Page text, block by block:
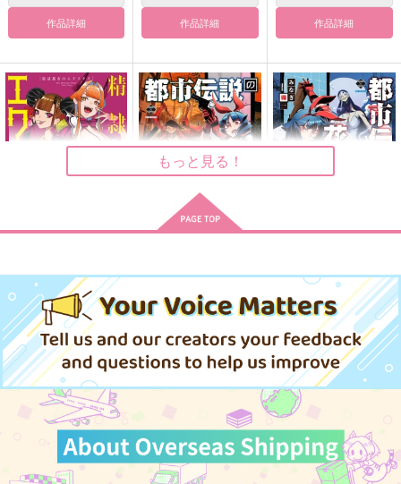
サンプル
作品詳細
サンプル
作品詳細
サンプル
作品詳細
ぐだぐだインド育児戦
線2
寺
787 円（税込）
ビーマ×ドゥリーヨダナ
サンプル
作品詳細
日廻
LOLO31
廻屋渉
嫁入り本
箱庭のふたり
286 （税込）
廻屋渉×福来あざみ
作品詳細 作品詳細 作品詳細
KADOKAWA
902円（税込）
サンプル
作品詳細
ん 上
大洋図書
1,540
サンプル
作品詳細
ん 下
大洋図書
1,540 円（税込）
サンプル
作品詳細
もっと見る！